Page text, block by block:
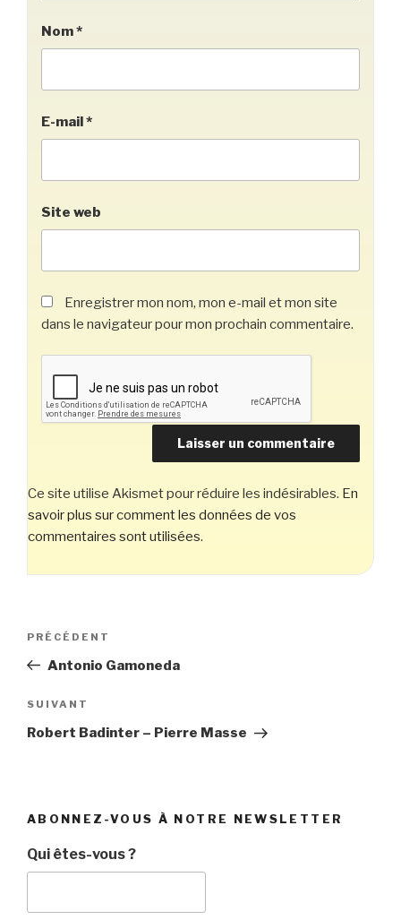
Nom*
E-mail*
Site web
Enregistrer mon nom, mon e-mail et mon site
dans le navigateur pour mon prochain commentaire.
Ce site utilise Akismet pour réduire les indésirables. En
savoir plus sur comment les données de vos
commentaires sont utilisées.
Navigation
l’article
Article
précédent
PRÉCÉDENT
Antonio Gamoneda
Article
suivant
SUIVANT
Robert Badinter – Pierre Masse
ABONNEZ-VOUS À NOTRE NEWSLETTER
Qui êtes-vous ?